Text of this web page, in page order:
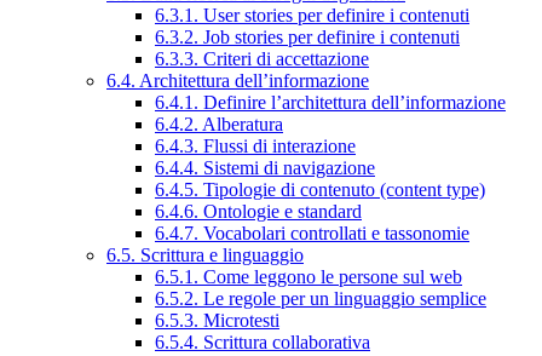
6.3.1. User stories per definire i contenuti
6.3.2. Job stories per definire i contenuti
6.3.3. Criteri di accettazione
6.4. Architettura dell’informazione
6.4.1. Definire l’architettura dell’informazione
6.4.2. Alberatura
6.4.3. Flussi di interazione
6.4.4. Sistemi di navigazione
6.4.5. Tipologie di contenuto (content type)
6.4.6. Ontologie e standard
6.4.7. Vocabolari controllati e tassonomie
6.5. Scrittura e linguaggio
6.5.1. Come leggono le persone sul web
6.5.2. Le regole per un linguaggio semplice
6.5.3. Microtesti
6.5.4. Scrittura collaborativa